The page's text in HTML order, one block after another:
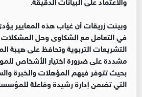
وبينت زريقات أن غياب هذه المعايير
في التعامل مع الشكاوى وحل المشكلات
التشريعات التربوية وتحافظ على هيبة
مشددة على ضرورة اختيار الأشخاص
بحيث تتوفر فيهم المؤهلات والخبرة
التي تضمن إدارة رشيدة وفاعلة